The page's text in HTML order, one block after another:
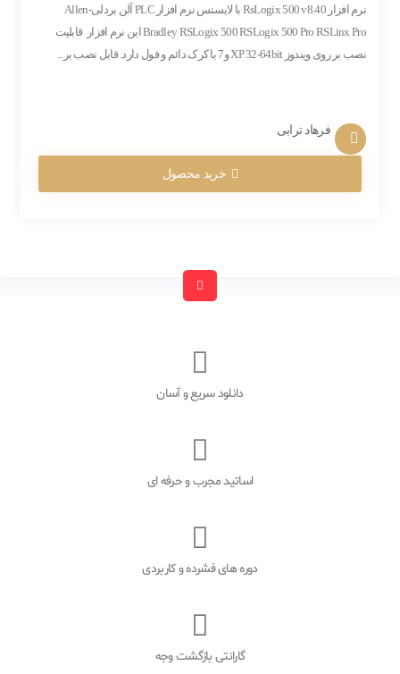
نرم افزار RsLogix 500 v8.40 با لایسنس نرم افزار PLC آلن بردلی-Allen
Bradley RSLogix 500 RSLogix 500 Pro RSLinx Pro این نرم افزار قابلیت
نصب بر روی ویندوز XP 32-64bit و7 با کرک دائم و فول دارد. قابل نصب بر...
فرهاد ترابی
خرید محصول
دانلود سریع و آسان
اساتید مجرب و حرفه ای
دوره های فشرده و کاربردی
گارانتی بازگشت وجه